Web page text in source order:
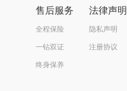
售后服务
全程保险
一钻双证
终身保养
法律声明
隐私声明
注册协议